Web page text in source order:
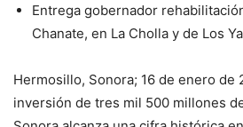
Entrega gobernador
Chanate, en La Cholla y de Los
Hermosillo, Sonora; 16 de enero de
inversión de tres mil 500 millones